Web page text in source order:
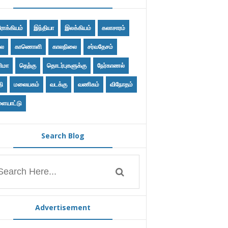
இந்தியா இலக்கியம் கலாசாரம்
காணொளி காலநிலை சர்வதேசம்
தெற்கு தொடர்புகளுக்கு நேர்காணல்
மலையகம் வடக்கு வணிகம் விநோதம்
Search Blog
Advertisement